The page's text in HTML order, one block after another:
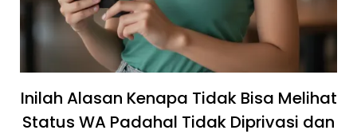
Inilah Alasan Kenapa Tidak Bisa Melihat
Status WA Padahal Tidak Diprivasi dan